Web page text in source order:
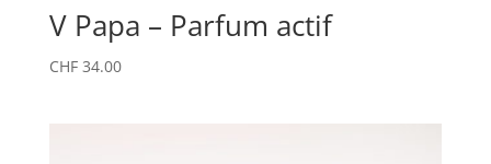
V Papa – Parfum actif
CHF34.00